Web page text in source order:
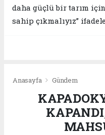
daha güçlü bir tarım
sahip çıkmalıyız”
Anasayfa Gündem